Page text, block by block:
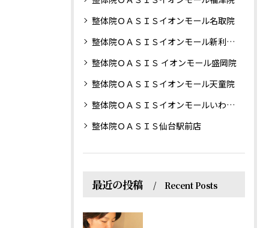
整体院ＯＡＳＩＳイオンモール名取院
整体院ＯＡＳＩＳイオンモール新利府南館院
整体院ＯＡＳＩＳ イオンモール盛岡院
整体院ＯＡＳＩＳイオンモール天童院
整体院ＯＡＳＩＳイオンモールいわき小名浜院
整体院ＯＡＳＩＳ仙台駅前店
最近の投稿 Recent Posts